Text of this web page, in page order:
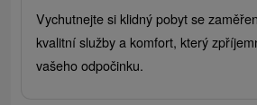
Vychutnejte si klidný pobyt se
kvalitní služby a komfort, který
vašeho odpočinku.